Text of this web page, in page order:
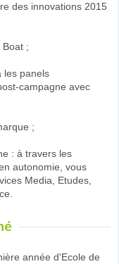
des innovations 2015
;
les panels
campagne avec
;
: à travers les
autonomie, vous
Media, Etudes,
année d'Ecole de